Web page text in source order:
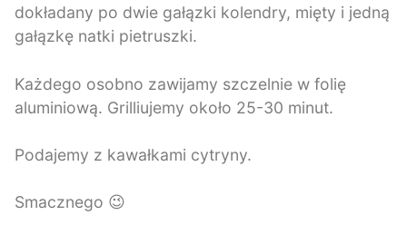
dokładany po dwie gałązki kolendry, mięty i jedną
gałązkę natki pietruszki.
Każdego osobno zawijamy szczelnie w folię
aluminiową. Grilliujemy około 25-30 minut.
Podajemy z kawałkami cytryny.
Smacznego 😉